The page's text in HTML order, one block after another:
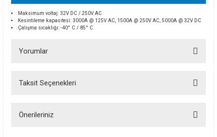
Maksimum voltaj: 32V DC / 250V AC
Kesintileme kapasitesi: 3000A @ 125V AC, 1500A @ 250V AC, 5000A @ 32V DC
Çalışma sıcaklığı: -40° C / 85° C
Yorumlar
Taksit Seçenekleri
Önerileriniz